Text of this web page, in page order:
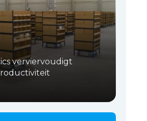
verviervoudigt